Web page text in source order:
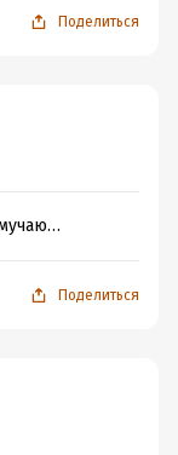
Поделиться
Поделиться